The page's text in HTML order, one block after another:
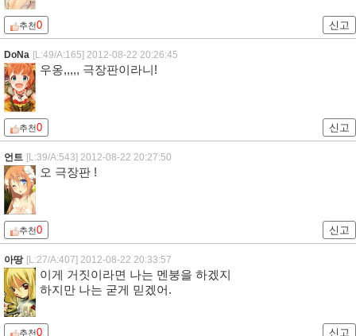
추천0 신고
DoNa [L:49/A:165] 2012-08-22 20:26:45
우옹,,,,, 극장판이라니!
추천0 신고
언트 [L:39/A:543] 2012-08-22 20:27:50
오 극장판 !
추천0 신고
아땅 [L:27/A:407] 2012-08-22 20:33:57
이게 거짓이라면 나는 멘붕을 하겠지
하지만 나는 굳게 믿겠어.
추천0 신고